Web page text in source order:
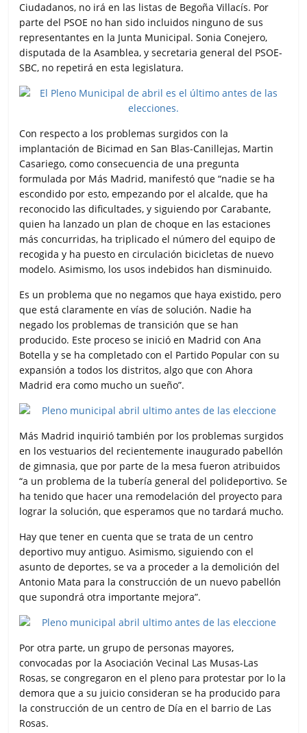
Ciudadanos, no irá en las listas de Begoña Villacís. Por
parte del PSOE no han sido incluidos ninguno de sus
representantes en la Junta Municipal. Sonia Conejero,
disputada de la Asamblea, y secretaria general del PSOE-
SBC, no repetirá en esta legislatura.
Con respecto a los problemas surgidos con la
implantación de Bicimad en San Blas-Canillejas, Martin
Casariego, como consecuencia de una pregunta
formulada por Más Madrid, manifestó que “nadie se ha
escondido por esto, empezando por el alcalde, que ha
reconocido las dificultades, y siguiendo por Carabante,
quien ha lanzado un plan de choque en las estaciones
más concurridas, ha triplicado el número del equipo de
recogida y ha puesto en circulación bicicletas de nuevo
modelo. Asimismo, los usos indebidos han disminuido.
Es un problema que no negamos que haya existido, pero
que está claramente en vías de solución. Nadie ha
negado los problemas de transición que se han
producido. Este proceso se inició en Madrid con Ana
Botella y se ha completado con el Partido Popular con su
expansión a todos los distritos, algo que con Ahora
Madrid era como mucho un sueño”.
Más Madrid inquirió también por los problemas surgidos
en los vestuarios del recientemente inaugurado pabellón
de gimnasia, que por parte de la mesa fueron atribuidos
“a un problema de la tubería general del polideportivo. Se
ha tenido que hacer una remodelación del proyecto para
lograr la solución, que esperamos que no tardará mucho.
Hay que tener en cuenta que se trata de un centro
deportivo muy antiguo. Asimismo, siguiendo con el
asunto de deportes, se va a proceder a la demolición del
Antonio Mata para la construcción de un nuevo pabellón
que supondrá otra importante mejora”.
Por otra parte, un grupo de personas mayores,
convocadas por la Asociación Vecinal Las Musas-Las
Rosas, se congregaron en el pleno para protestar por lo la
demora que a su juicio consideran se ha producido para
la construcción de un centro de Día en el barrio de Las
Rosas.